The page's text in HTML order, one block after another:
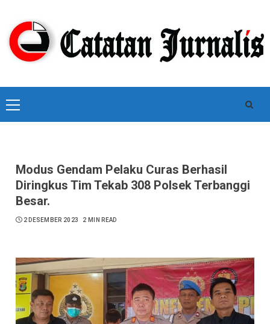
content
Primary
Menu
Modus Gendam Pelaku Curas Berhasil
Diringkus Tim Tekab 308 Polsek Terbanggi
Besar.
2 DESEMBER 2023 2 MIN READ